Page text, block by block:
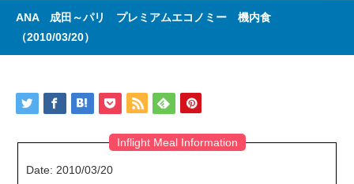
ANA 成田～パリ プレミアムエコノミー 機内食
（2010/03/20）
Inflight Meal Information
Date: 2010/03/20